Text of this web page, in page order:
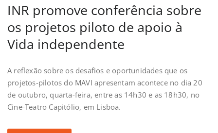
INR promove conferência sobre
os projetos piloto de apoio à
Vida independente
A reflexão sobre os desafios e oportunidades que os
projetos-pilotos do MAVI apresentam acontece no dia 20
de outubro, quarta-feira, entre as 14h30 e as 18h30, no
Cine-Teatro Capitólio, em Lisboa.